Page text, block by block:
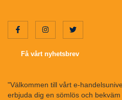
Få vårt nyhetsbrev
"Välkommen till vårt e-
erbjuda dig en sömlös och